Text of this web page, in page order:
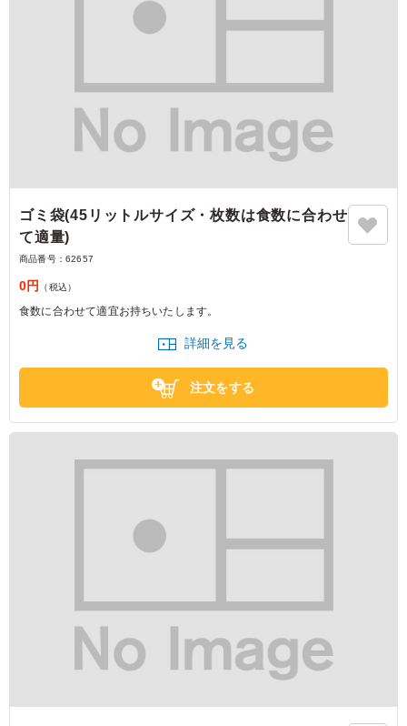
ゴミ袋(45リットルサイズ・枚数は食数に合わせ
て適量)
商品番号： 62657
0円 （税込）
食数に合わせて適宜お持ちいたします。
詳細を見る
注文をする